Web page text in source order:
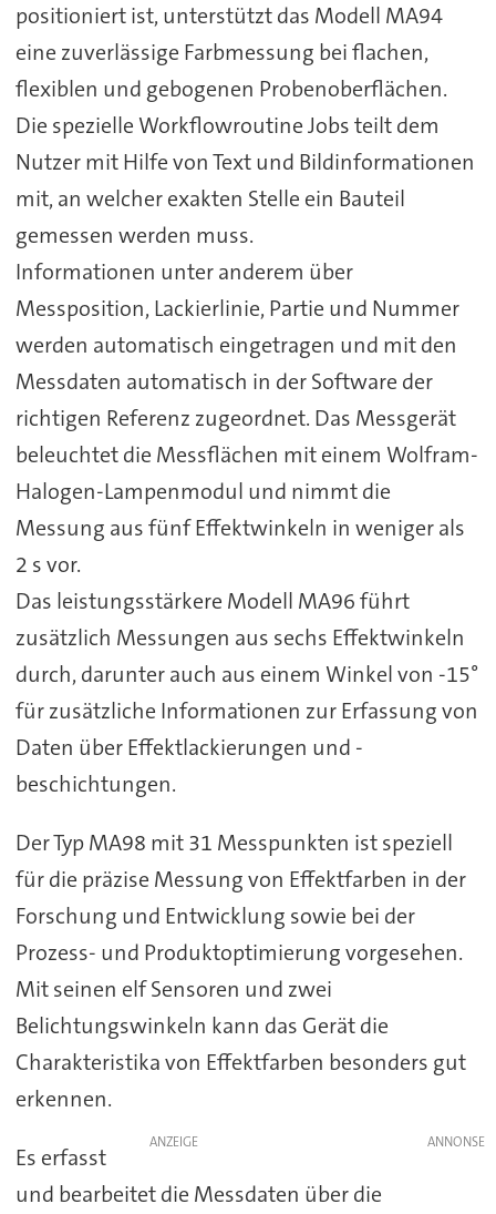
positioniert ist, unterstützt das Modell MA94
eine zuverlässige Farbmessung bei flachen,
flexiblen und gebogenen Probenoberflächen.
Die spezielle Workflowroutine Jobs teilt dem
Nutzer mit Hilfe von Text und Bildinformationen
mit, an welcher exakten Stelle ein Bauteil
gemessen werden muss.
Informationen unter anderem über
Messposition, Lackierlinie, Partie und Nummer
werden automatisch eingetragen und mit den
Messdaten automatisch in der Software der
richtigen Referenz zugeordnet. Das Messgerät
beleuchtet die Messflächen mit einem Wolfram-
Halogen-Lampenmodul und nimmt die
Messung aus fünf Effektwinkeln in weniger als
2 s vor.
Das leistungsstärkere Modell MA96 führt
zusätzlich Messungen aus sechs Effektwinkeln
durch, darunter auch aus einem Winkel von -15°
für zusätzliche Informationen zur Erfassung von
Daten über Effektlackierungen und -
beschichtungen.
Der Typ MA98 mit 31 Messpunkten ist speziell
für die präzise Messung von Effektfarben in der
Forschung und Entwicklung sowie bei der
Prozess- und Produktoptimierung vorgesehen.
Mit seinen elf Sensoren und zwei
Belichtungswinkeln kann das Gerät die
Charakteristika von Effektfarben besonders gut
erkennen.
ANZEIGE
Es erfasst
und bearbeitet die Messdaten über die